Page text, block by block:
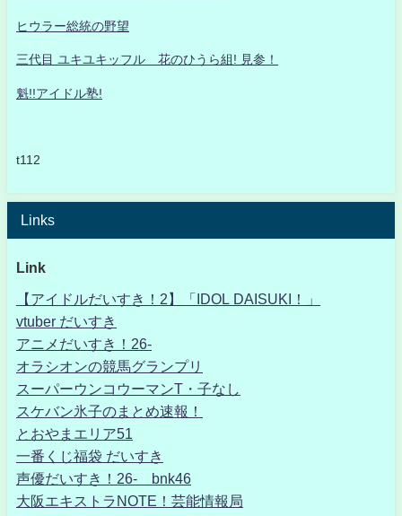
ヒウラー総統の野望
三代目 ユキユキッフル 花のひうら組! 見参！
魁!!アイドル塾!
t112
Links
Link
【アイドルだいすき！2】「IDOL DAISUKI！」
vtuber だいすき
アニメだいすき！26-
オラシオンの競馬グランプリ
スーパーウンコウーマンT・子なし
スケバン氷子のまとめ速報！
とおやまエリア51
一番くじ福袋 だいすき
声優だいすき！26- bnk46
大阪エキストラNOTE！芸能情報局